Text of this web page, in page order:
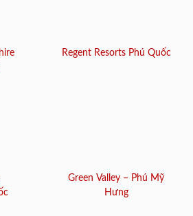
Regent Resorts Phú Quốc
Green Valley – Phú Mỹ
Hưng